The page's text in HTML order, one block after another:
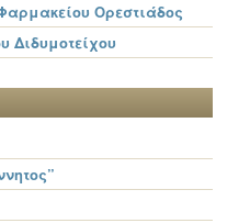
Ορεστιάδος
Διδυμοτείχου